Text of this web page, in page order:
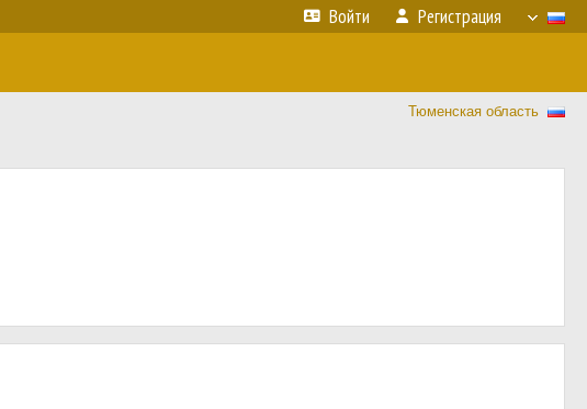
Войти Регистрация
Тюменская область